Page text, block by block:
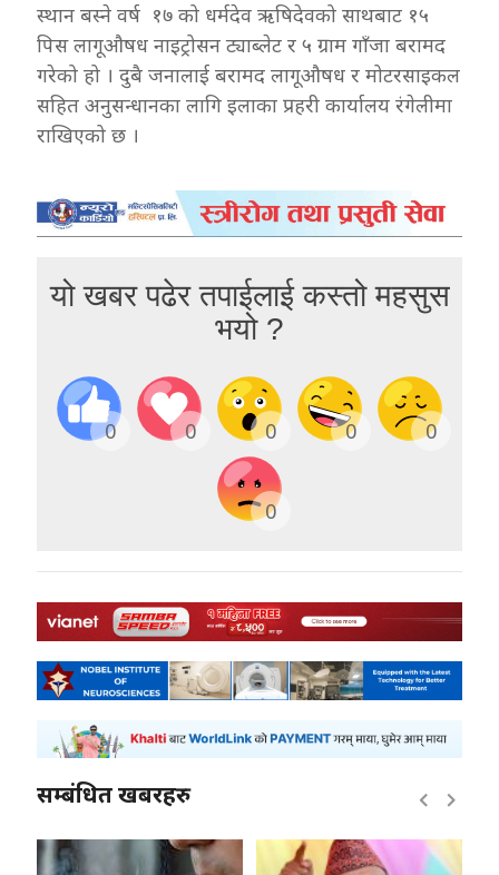
स्थान बस्ने वर्ष १७ को धर्मदेव ऋषिदेवको साथबाट १५
पिस लागूऔषध नाइट्रोसन ट्याब्लेट र ५ ग्राम गाँजा बरामद
गरेको हो । दुबै जनालाई बरामद लागूऔषध र मोटरसाइकल
सहित अनुसन्धानका लागि इलाका प्रहरी कार्यालय रंगेलीमा
राखिएको छ ।
यो खबर पढेर तपाईलाई कस्तो महसुस
भयो ?
0 0 0 0 0
0
सम्बंधित खबरहरु